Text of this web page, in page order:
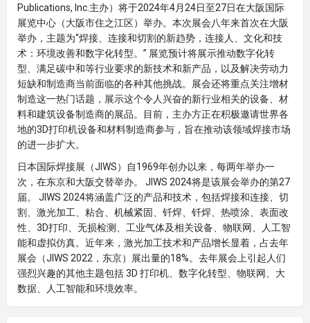
Publications, Inc.主办）将于2024年4月24日至27日在大阪国际
展览中心（大阪市住之江区）举办。本次展会八年来首次在大阪
举办，主题为“焊接、连接和切割的新趋势，连接人、文化和技
术：环境改善和数字化转型。” 展览预计将展示推动数字化转
型、满足碳中和等行业要求的新技术和新产品，以及解决劳动力
短缺和制造商当前面临的各种其他挑战。展会还将重点关注增材
制造这一热门话题，展示这个令人兴奋的新行业相关的设备、材
料和建筑设备制造商的展品。目前，主办方正在积极邀请世界各
地的3D打印机设备和材料制造商参与，旨在推动该领域焊接市场
的进一步扩大。
日本国际焊接展（JIWS）自1969年创办以来，每两年举办一
次，在东京和大阪交替举办。 JIWS 2024将是该展会举办的第27
届。 JIWS 2024将涵盖广泛的产品和技术，包括焊接和连接、切
割、激光加工、粘合、机械紧固、钎焊、钎焊、热喷涂、表面改
性、3D打印、无损检测、工业气体及相关设备、物联网、人工智
能和虚拟仿真。近年来，激光加工技术和产品增长显着，占去年
展会（JIWS 2022，东京）展出量的18%。去年展会上引起人们
强烈兴趣的其他主题包括 3D 打印机、数字化转型、物联网、大
数据、人工智能和环境效率。